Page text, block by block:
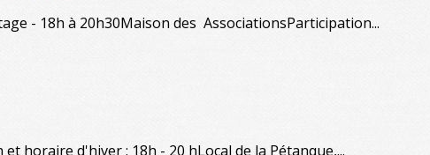
- 18h à 20h30Maison des AssociationsParticipation...
horaire d'hiver : 18h - 20 hLocal de la Pétanque,...